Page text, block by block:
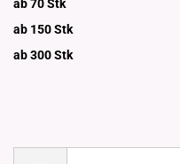
ab 70 Stk
ab 150 Stk
ab 300Stk